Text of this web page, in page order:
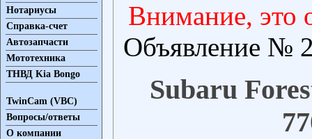
Нотариусы
Справка-счет
Автозапчасти
Мототехника
ТНВД Kia Bongo
TwinCam (VBC)
Вопросы/ответы
О компании
Внимание, это
Объявление №
Subaru